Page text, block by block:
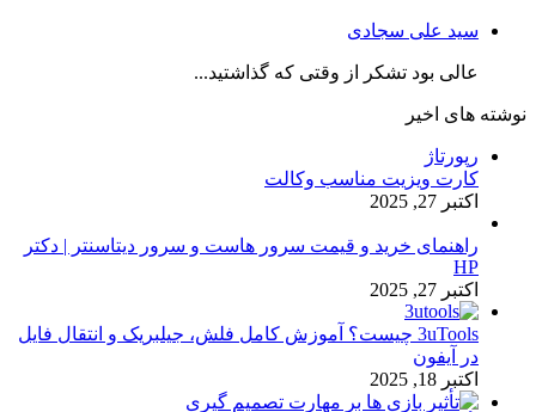
سید علی سجادی
عالی بود تشکر از وقتی که گذاشتید...
نوشته های اخیر
رپورتاژ
کارت ویزیت مناسب وکالت
اکتبر 27, 2025
راهنمای خرید و قیمت سرور هاست و سرور دیتاسنتر | دکتر
HP
اکتبر 27, 2025
3uTools چیست؟ آموزش کامل فلش، جیلبریک و انتقال فایل
در آیفون
اکتبر 18, 2025